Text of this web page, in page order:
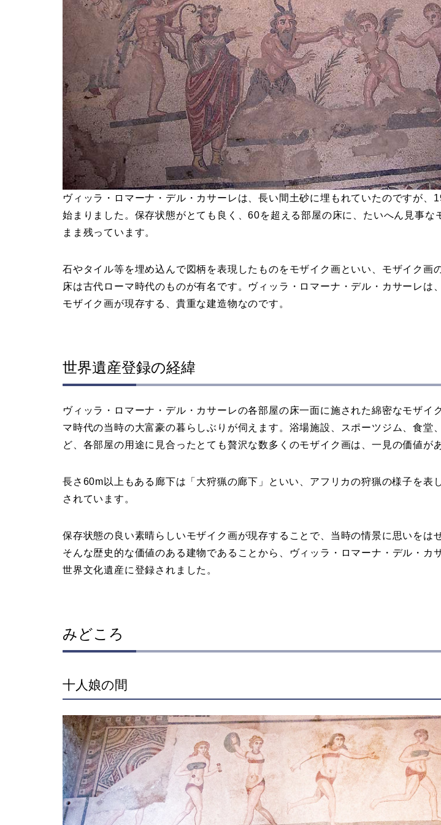
ヴィッラ・ロマーナ・デル・カサーレは、長い間土砂に埋もれていたのですが、
始まりました。保存状態がとても良く、60を超える部屋の床に、たいへん見事な
まま残っています。
石やタイル等を埋め込んで図柄を表現したものをモザイク画といい、モザイク画
床は古代ローマ時代のものが有名です。ヴィッラ・ロマーナ・デル・カサーレは
モザイク画が現存する、貴重な建造物なのです。
世界遺産登録の経緯
ヴィッラ・ロマーナ・デル・カサーレの各部屋の床一面に施された綿密なモザイ
マ時代の当時の大富豪の暮らしぶりが伺えます。浴場施設、スポーツジム、食堂
ど、各部屋の用途に見合ったとても贅沢な数多くのモザイク画は、一見の価値が
長さ60m以上もある廊下は「大狩猟の廊下」といい、アフリカの狩猟の様子を表
されています。
保存状態の良い素晴らしいモザイク画が現存することで、当時の情景に思いをは
そんな歴史的な価値のある建物であることから、ヴィッラ・ロマーナ・デル・カ
世界文化遺産に登録されました。
みどころ
十人娘の間